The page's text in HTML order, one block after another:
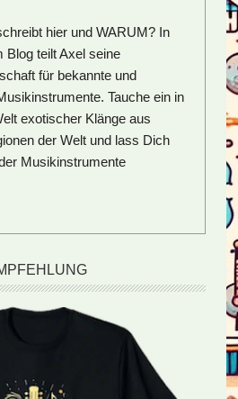
hier und WARUM? In
Blog teilt Axel seine
für bekannte und
Tauche ein in
exotischer Klänge aus
der Welt und lass Dich
Musikinstrumente